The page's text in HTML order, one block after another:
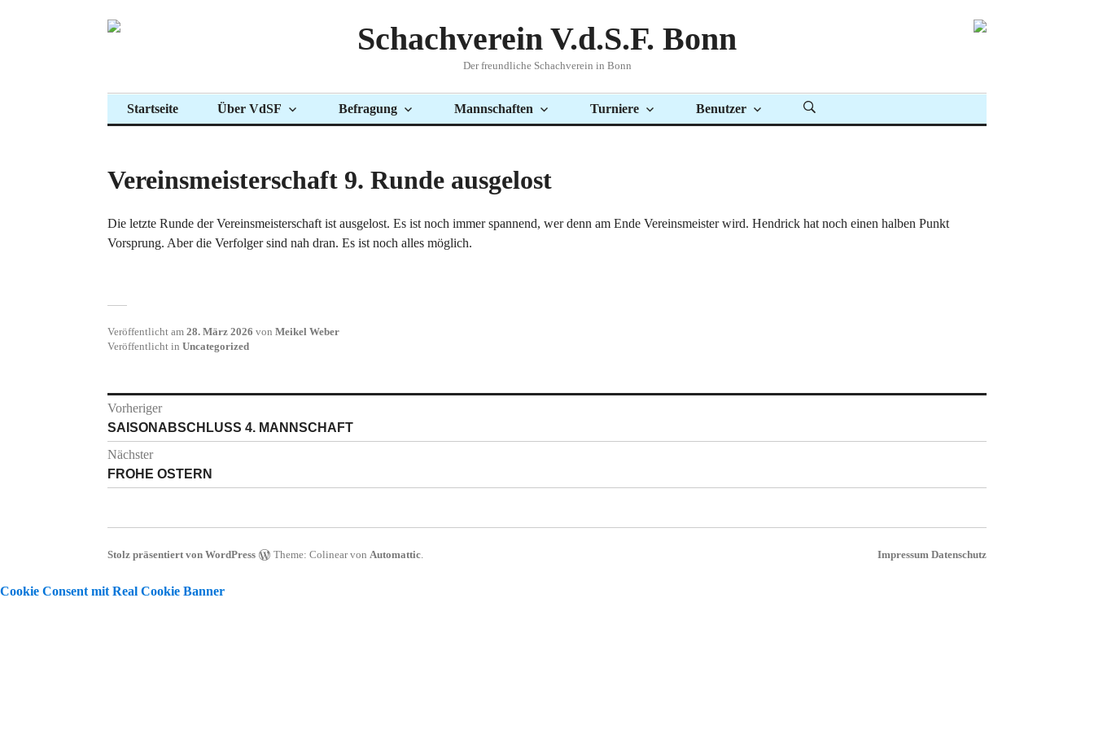
Inhalt
Schachverein V.d.S.F. Bonn
Der freundliche Schachverein in Bonn
Startseite Über VdSF Befragung Mannschaften Turniere Benutzer
Vereinsmeisterschaft 9. Runde ausgelost
Die letzte Runde der Vereinsmeisterschaft ist ausgelost. Es ist noch immer spannend, wer denn am Ende Vereinsmeister wird. Hendrick hat noch einen halben Punkt
Vorsprung. Aber die Verfolger sind nah dran. Es ist noch alles möglich.
Veröffentlicht am 28. März 2026 von Meikel Weber
Veröffentlicht in Uncategorized
Beitragsnavigation
Vorheriger
Vorheriger
Beitrag:
SAISONABSCHLUSS 4. MANNSCHAFT
Nächster
Nächster
Beitrag:
FROHE OSTERN
Stolz präsentiert von WordPress Theme: Colinear von Automattic. Impressum Datenschutz
Cookie Consent mit Real Cookie Banner